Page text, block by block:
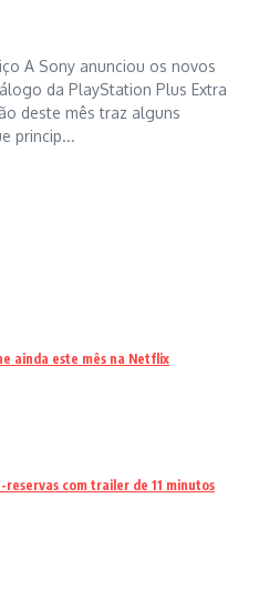
A Sony anunciou os novos
da PlayStation Plus Extra
deste mês traz alguns
princip...
ainda este mês na Netflix
com trailer de 11 minutos